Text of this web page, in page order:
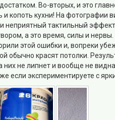
Во-вторых, и это
и копоть кухни! На фотографии
неприятный тактильный
а это время, силы и нервы.
этой ошибки и, вопреки
обычно красят потолки.
них не липнет и вообще не
если экспериментируете с